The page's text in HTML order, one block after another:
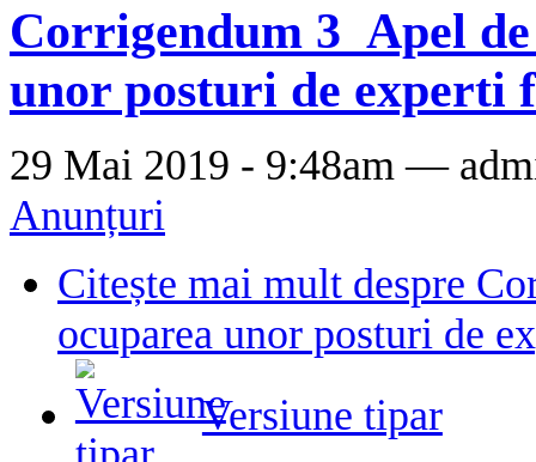
Corrigendum 3_Apel
unor posturi de experti
29 Mai 2019 - 9:48am —
Anunțuri
Citește mai mult despre
ocuparea unor posturi de
Versiune tipar